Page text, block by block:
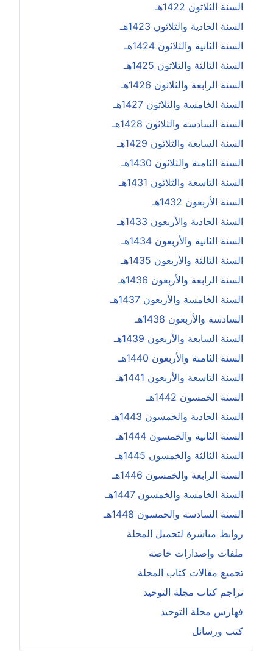
السنة الثلاثون 1422هـ
السنة الحادية والثلاثون 1423هـ
السنة الثانية والثلاثون 1424هـ
السنة الثالثة والثلاثون 1425هـ
السنة الرابعة والثلاثون 1426هـ
السنة الخامسة والثلاثون 1427هـ
السنة السادسة والثلاثون 1428هـ
السنة السابعة والثلاثون 1429هـ
السنة الثامنة والثلاثون 1430هـ
السنة التاسعة والثلاثون 1431هـ
السنة الأربعون 1432هـ
السنة الحادية والأربعون 1433هـ
السنة الثانية والأربعون 1434هـ
السنة الثالثة والأربعون 1435هـ
السنة الرابعة والأربعون 1436هـ
السنة الخامسة والأربعون 1437هـ
السادسة والأربعون 1438هـ
السنة السابعة والأربعون 1439هـ
السنة الثامنة والأربعون 1440هـ
السنة التاسعة والأربعون 1441هـ
السنة الخمسون 1442هـ
السنة الحادية والخمسون 1443هـ
السنة الثانية والخمسون 1444هـ
السنة الثالثة والخمسون 1445هـ
السنة الرابعة والخمسون 1446هـ
السنة الخامسة والخمسون 1447هـ
السنة السادسة والخمسون 1448هـ
روابط مباشرة لتحميل المجلة
ملفات وإصدارات خاصة
تجميع مقالات كتاب المجلة
تراجم كتاب مجلة التوحيد
فهارس مجلة التوحيد
كتب ورسائل